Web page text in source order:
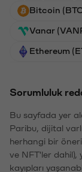
Bitcoin
Vanar
Ethereum
Sorumluluk
Bu sayfada yer
Paribu, dijital
herhangi bir
ve NFT'ler dahil),
kayıpları